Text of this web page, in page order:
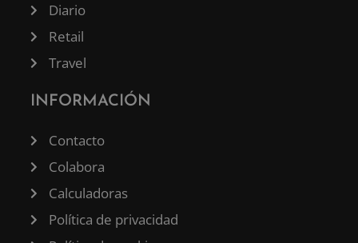
Diario
Retail
Travel
INFORMACIÓN
Contacto
Colabora
Calculadoras
Política de privacidad